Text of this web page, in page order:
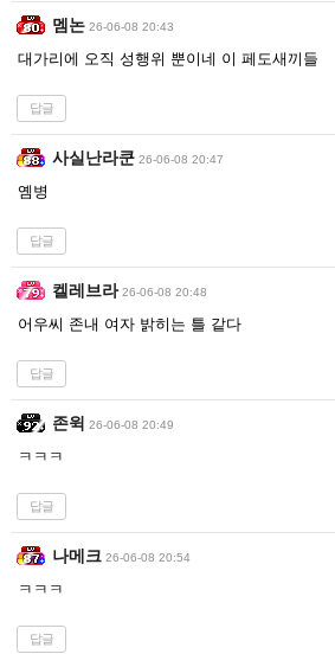
멤논 26-06-08 20:43
대가리에 오직 성행위 뿐이네 이 페도새끼들
답글
사실난라쿤 26-06-08 20:47
옘병
답글
켈레브라 26-06-08 20:48
어우씨 존내 여자 밝히는 틀 같다
답글
존윅 26-06-08 20:49
ㅋㅋㅋ
답글
나메크 26-06-08 20:54
ㅋㅋㅋ
답글